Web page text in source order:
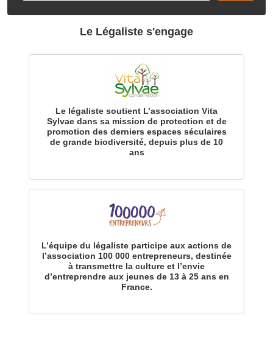
Le Légaliste s'engage
Le légaliste soutient L’association Vita
Sylvae dans sa mission de protection et de
promotion des derniers espaces séculaires
de grande biodiversité, depuis plus de 10
ans
L’équipe du légaliste participe aux actions de
l’association 100 000 entrepreneurs, destinée
à transmettre la culture et l’envie
d’entreprendre aux jeunes de 13 à 25 ans en
France.